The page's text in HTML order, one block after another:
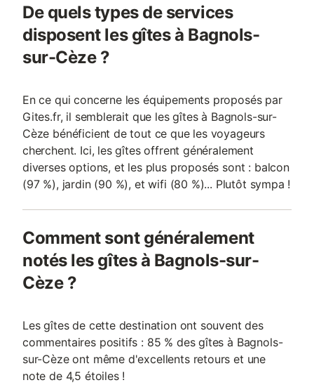
De quels types de services
disposent les gîtes à Bagnols-
sur-Cèze ?
En ce qui concerne les équipements proposés par
Gites.fr, il semblerait que les gîtes à Bagnols-sur-
Cèze bénéficient de tout ce que les voyageurs
cherchent. Ici, les gîtes offrent généralement
diverses options, et les plus proposés sont : balcon
(97 %), jardin (90 %), et wifi (80 %)... Plutôt sympa !
Comment sont généralement
notés les gîtes à Bagnols-sur-
Cèze ?
Les gîtes de cette destination ont souvent des
commentaires positifs : 85 % des gîtes à Bagnols-
sur-Cèze ont même d'excellents retours et une
note de 4,5 étoiles !